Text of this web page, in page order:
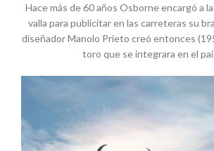
Hace más de 60 años Osborne encargó a
valla para publicitar en las carreteras su
diseñador Manolo Prieto creó entonces
toro que se integrara en el